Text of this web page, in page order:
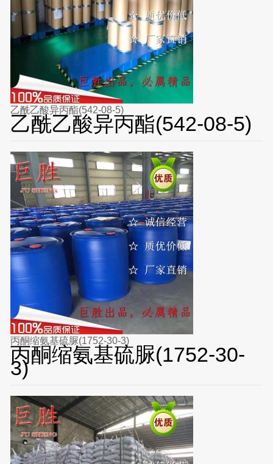
乙酰乙酸异丙酯(542-08-5)
乙酰乙酸异丙酯(542-08-5)
丙酮缩氨基硫脲(1752-30-3)
丙酮缩氨基硫脲(1752-30-
3)